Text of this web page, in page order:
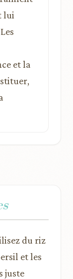
lui
et la
du riz
et les
juste